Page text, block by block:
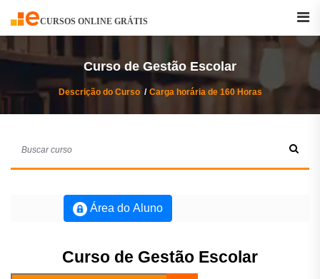
CURSOS ONLINE GRÁTIS
Curso
Curso de Gestão Escolar
Descrição do Curso Carga horária de 160 Horas
Área do Aluno
Curso de Gestão Escolar